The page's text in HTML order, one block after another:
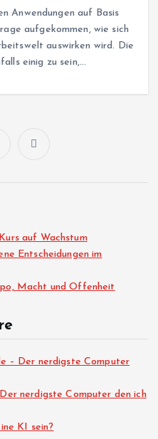
Anwendungen auf Basis
aufgekommen, wie sich
auswirken wird. Die
einig zu sein,…
auf Wachstum
Entscheidungen im
Macht und Offenheit
– Der nerdigste Computer
nerdigste Computer den ich
KI sein?